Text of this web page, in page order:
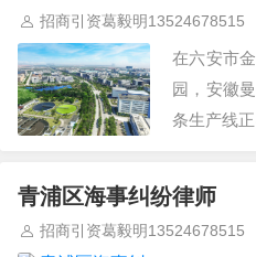
招商引资葛毅明13524678515
在六安市
园，安徽
条生产线
元，预计
盛集团在
目背后，
青浦区海事纠纷律师
招商引资葛毅明13524678515